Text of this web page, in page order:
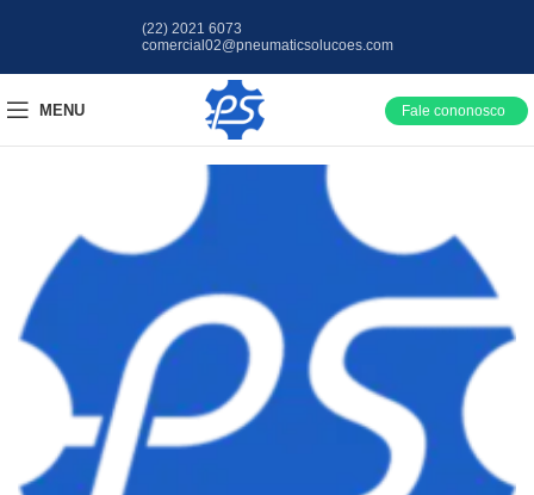
(22) 2021 6073
comercial02@pneumaticsolucoes.com
MENU Fale cononosco